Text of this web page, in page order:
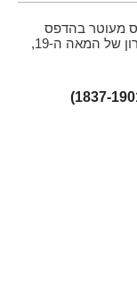
מעוטר בהדפס
מועבר בכחול קובלט (Flow Blue), הרבע האחרון של המאה ה-19,